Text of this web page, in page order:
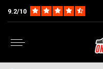
9.2/10